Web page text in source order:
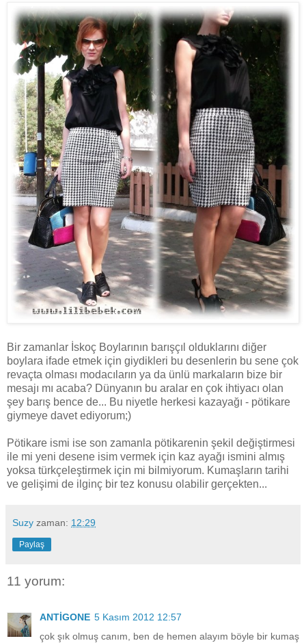
Bir zamanlar İskoç Boylarının barışçıl olduklarını diğer
boylara ifade etmek için giydikleri bu desenlerin bu sene çok
revaçta olması modacıların ya da ünlü markaların bize bir
mesajı mı acaba? Dünyanın bu aralar en çok ihtiyacı olan
şey barış bence de... Bu niyetle herkesi kazayağı - pötikare
giymeye davet ediyorum;)
Pötikare ismi ise son zamanla pötikarenin şekil değiştirmesi
ile mi yeni desene isim vermek için kaz ayağı ismini almış
yoksa türkçeleştirmek için mi bilmiyorum. Kumaşların tarihi
ve gelişimi de ilginç bir tez konusu olabilir gerçekten...
Suzy zaman: 12:29
Paylaş
11 yorum:
ANTİGONE 5 Kasım 2012 12:57
çok şık olmuş canım, ben de hemen alayım böyle bir kumaş